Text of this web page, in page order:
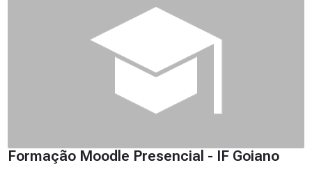
Formação Moodle Presencial - IF Goiano